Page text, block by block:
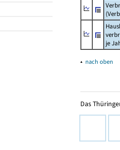
je
▴ nach oben
Das